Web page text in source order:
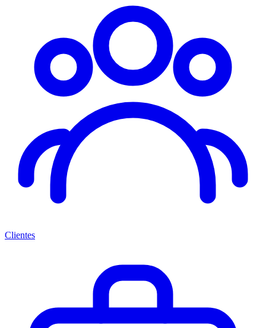
Clientes